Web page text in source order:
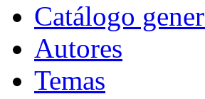
Catálogo
Autores
Temas